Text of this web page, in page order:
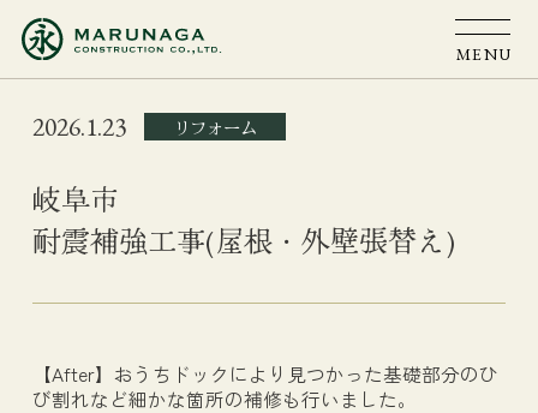
MENU
2026.1.23 リフォーム
岐阜市
耐震補強工事(屋根・外壁張替え)
【After】おうちドックにより見つかった基礎部分のひ
び割れなど細かな箇所の補修も行いました。